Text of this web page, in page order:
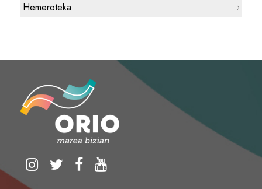
Hemeroteka